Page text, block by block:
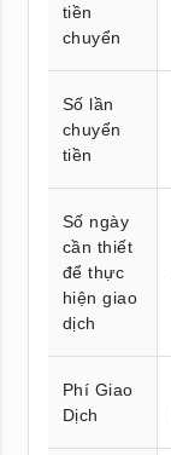
tiền
chuyển
Số lần
chuyển
tiền
Số ngày
cần thiết
để thực
hiện giao
dịch
Phí Giao
Dịch